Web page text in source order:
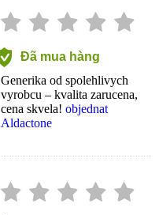
Đã mua hàng
Generika od spolehlivych
vyrobcu – kvalita zarucena,
cena skvela! objednat
Aldactone